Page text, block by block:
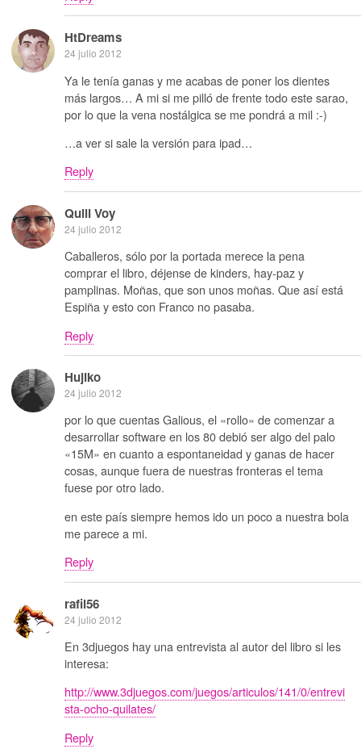
HtDreams
24 julio 2012
Ya le tenía ganas y me acabas de poner los dientes
más largos… A mi si me pilló de frente todo este sarao,
por lo que la vena nostálgica se me pondrá a mil :-)
…a ver si sale la versión para ipad…
Reply
Quill Voy
24 julio 2012
Caballeros, sólo por la portada merece la pena
comprar el libro, déjense de kinders, hay-paz y
pamplinas. Moñas, que son unos moñas. Que así está
Espiña y esto con Franco no pasaba.
Reply
Hujiko
24 julio 2012
por lo que cuentas Galious, el «rollo» de comenzar a
desarrollar software en los 80 debió ser algo del palo
«15M» en cuanto a espontaneidad y ganas de hacer
cosas, aunque fuera de nuestras fronteras el tema
fuese por otro lado.
en este país siempre hemos ido un poco a nuestra bola
me parece a mi.
Reply
rafil56
24 julio 2012
En 3djuegos hay una entrevista al autor del libro si les
interesa:
http://www.3djuegos.com/juegos/articulos/141/0/entrevi
sta-ocho-quilates/
Reply